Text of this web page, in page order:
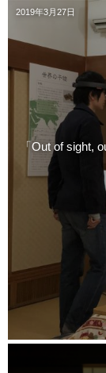
2019年3月27日
「Out of sight,